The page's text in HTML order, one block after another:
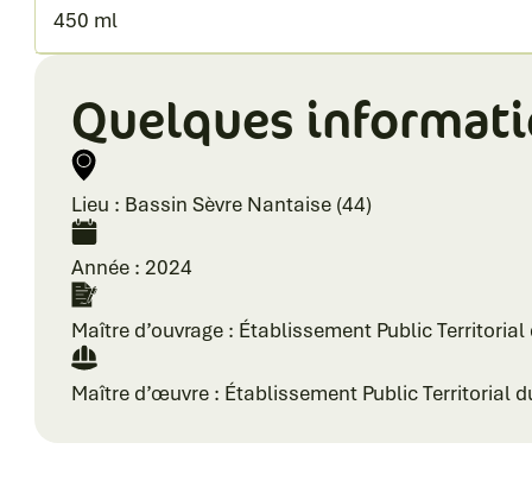
450 ml
Quelques
Lieu : Bassin Sèvre Nantaise (44)
Année : 2024
Maître d’ouvrage : Établissement Public
Maître d’œuvre : Établissement Public Territorial